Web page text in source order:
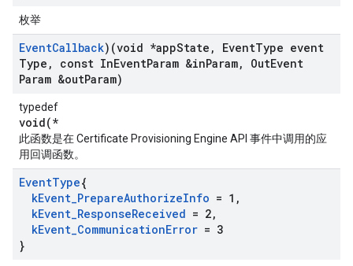
枚举
EventCallback)(void *appState , EventType event
Type , const InEventParam &inParam, OutEvent
Param &outParam)
typedef
void(*
此函数是在 Certificate Provisioning Engine API 事件中调用的应
用回调函数。
EventType{
kEvent_PrepareAuthorizeInfo = 1 ,
kEvent_ResponseReceived = 2,
kEvent_CommunicationError = 3
}